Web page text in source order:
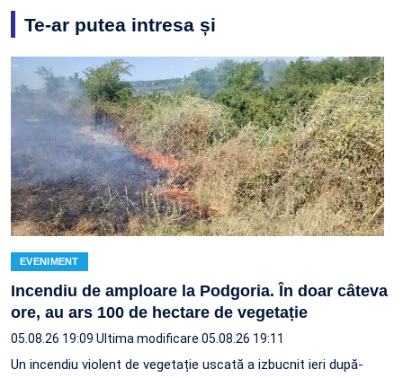
Te-ar putea intresa și
EVENIMENT
Incendiu de amploare la Podgoria. În doar câteva
ore, au ars 100 de hectare de vegetație
05.08.26 19:09 Ultima modificare 05.08.26 19:11
Un incendiu violent de vegetație uscată a izbucnit ieri după-